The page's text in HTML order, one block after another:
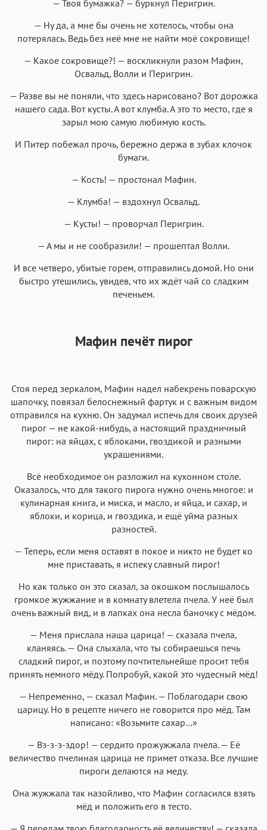
— Твоя бумажка? — буркнул Перигрин.
— Ну да, а мне бы очень не хотелось, чтобы она
потерялась. Ведь без неё мне не найти моё сокровище!
— Какое сокровище?! — воскликнули разом Мафин,
Освальд, Волли и Перигрин.
— Разве вы не поняли, что здесь нарисовано? Вот дорожка
нашего сада. Вот кусты. А вот клумба. А это то место, где я
зарыл мою самую любимую кость.
И Питер побежал прочь, бережно держа в зубах клочок
бумаги.
— Кость! — простонал Мафин.
— Клумба! — вздохнул Освальд.
— Кусты! — проворчал Перигрин.
— А мы и не сообразили! — прошептал Волли.
И все четверо, убитые горем, отправились домой. Но они
быстро утешились, увидев, что их ждёт чай со сладким
печеньем.
Мафин печёт пирог
Стоя перед зеркалом, Мафин надел набекрень поварскую
шапочку, повязал белоснежный фартук и с важным видом
отправился на кухню. Он задумал испечь для своих друзей
пирог — не какой-нибудь, а настоящий праздничный
пирог: на яйцах, с яблоками, гвоздикой и разными
украшениями.
Всё необходимое он разложил на кухонном столе.
Оказалось, что для такого пирога нужно очень многое: и
кулинарная книга, и миска, и масло, и яйца, и сахар, и
яблоки, и корица, и гвоздика, и ещё уйма разных
разностей.
— Теперь, если меня оставят в покое и никто не будет ко
мне приставать, я испеку славный пирог!
Но как только он это сказал, за окошком послышалось
громкое жужжание и в комнату влетела пчела. У неё был
очень важный вид, и в лапках она несла баночку с мёдом.
— Меня прислала наша царица! — сказала пчела,
кланяясь. — Она слыхала, что ты собираешься печь
сладкий пирог, и поэтому почтительнейше просит тебя
принять немного мёду. Попробуй, какой это чудесный мёд!
— Непременно, — сказал Мафин. — Поблагодари свою
царицу. Но в рецепте ничего не говорится про мёд. Там
написано: «Возьмите сахар…»
— Вз-з-з-здор! — сердито прожужжала пчела. — Её
величество пчелиная царица не примет отказа. Все лучшие
пироги делаются на меду.
Она жужжала так назойливо, что Мафин согласился взять
мёд и положить его в тесто.